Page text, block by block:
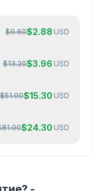
$9.60$2.88 USD
$13.20$3.96 USD
$51.00$15.30 USD
81.00$24.30 USD